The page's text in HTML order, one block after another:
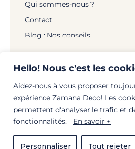
Hello! Nous c'est les
Aidez-nous à vous proposer
expérience Zamana Deco! Les
permettent d'analyser le trafic et
fonctionnalités.
En savoir +
Personnaliser Tout rejeter
Qui sommes-nous ?
Contact
Blog : Nos conseils
© Zamana Déco - 2026 | Tous
Mentions légales |Politique
Création :